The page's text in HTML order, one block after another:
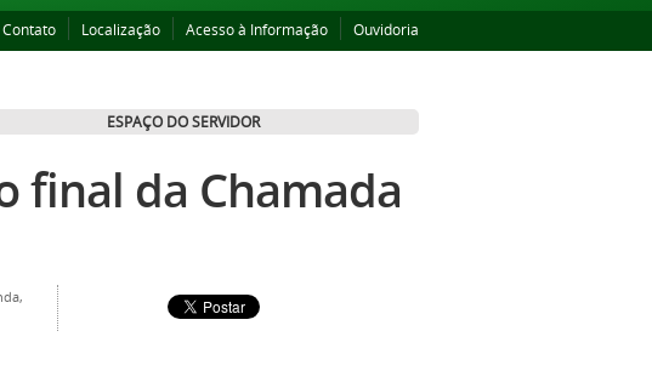
Contato Localização Acesso à Informação Ouvidoria
ESPAÇO DO SERVIDOR
final da Chamada